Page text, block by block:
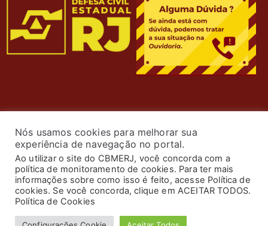
© 2024 Corpo de Bombeiros Militar do Estado do Rio de
Janeiro. Todos os Direitos Reservados. Desenvolvimento
Nós usamos cookies para melhorar sua
experiência de navegação no portal.
Ao utilizar o site do CBMERJ, você concorda com a
política de monitoramento de cookies. Para ter mais
informações sobre como isso é feito, acesse Política de
cookies. Se você concorda, clique em ACEITAR TODOS.
Política de Cookies